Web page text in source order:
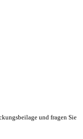
und fragen Sie